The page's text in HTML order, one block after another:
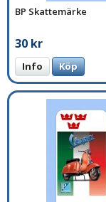
BP Skattemärke
30 kr
Info Köp